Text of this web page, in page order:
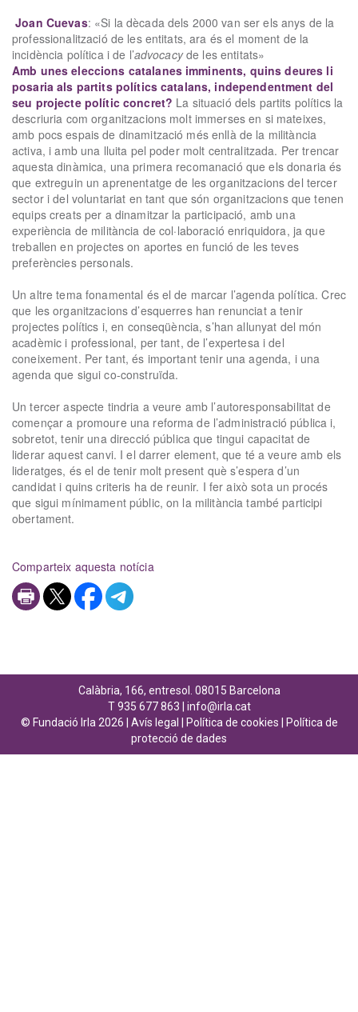
Joan Cuevas: «Si la dècada dels 2000 van ser els anys de la
professionalització de les entitats, ara és el moment de la
incidència política i de l’advocacyde les entitats»
Amb unes eleccions catalanes imminents, quins deures li
posaria als partits polítics catalans, independentment del
seu projecte polític concret? La situació dels partits polítics la
descriuria com organitzacions molt immerses en si mateixes,
amb pocs espais de dinamització més enllà de la militància
activa, i amb una lluita pel poder molt centralitzada. Per trencar
aquesta dinàmica, una primera recomanació que els donaria és
que extreguin un aprenentatge de les organitzacions del tercer
sector i del voluntariat en tant que són organitzacions que tenen
equips creats per a dinamitzar la participació, amb una
experiència de militància de col·laboració enriquidora, ja que
treballen en projectes on aportes en funció de les teves
preferències personals.
Un altre tema fonamental és el de marcar l’agenda política. Crec
que les organitzacions d’esquerres han renunciat a tenir
projectes polítics i, en conseqüència, s’han allunyat del món
acadèmic i professional, per tant, de l’expertesa i del
coneixement. Per tant, és important tenir una agenda, i una
agenda que sigui co-construïda.
Un tercer aspecte tindria a veure amb l’autoresponsabilitat de
començar a promoure una reforma de l’administració pública i,
sobretot, tenir una direcció pública que tingui capacitat de
liderar aquest canvi. I el darrer element, que té a veure amb els
lideratges, és el de tenir molt present què s’espera d’un
candidat i quins criteris ha de reunir. I fer això sota un procés
que sigui mínimament públic, on la militància també participi
obertament.
Comparteix aquesta notícia
Calàbria, 166, entresol. 08015 Barcelona
T 935 677 863 | info@irla.cat
© Fundació Irla 2026 | Avís legal Política de cookies
Política de
protecció de dades